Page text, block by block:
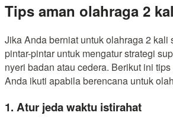
Tips aman olahraga 2
Jika Anda berniat untuk olahraga 2 kali
pintar-pintar untuk mengatur strategi
nyeri badan atau cedera. Berikut ini
Anda ikuti apabila berencana untuk
1. Atur jeda waktu istirahat